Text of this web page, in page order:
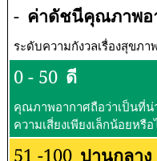
- ค่าดัชนีคุณภาพอ
ระดับความกังวลเรื่องสุขภาพ
0 - 50 ดี
คุณภาพอากาศถือว่าเป็นที่น่
ความเสี่ยงเพียงเล็กน้อยหรื
51 -100 ปานกลาง